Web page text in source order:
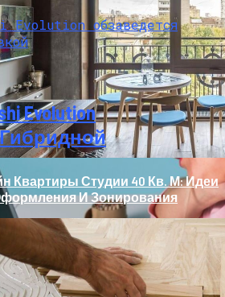
Подобная ChatGPT, Способна
Рак И Предлагать
Лечения
Квартиры Студии 40 Кв. М: Идеи
И Зонирования
Evolution